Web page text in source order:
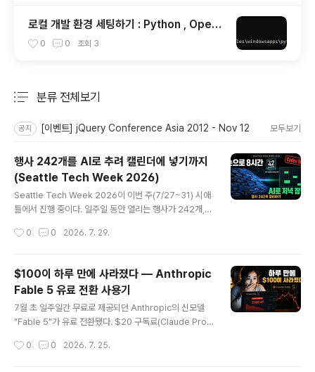
로컬 개발 환경 세팅하기 : Python , Open
AI Install
0 0 조회 3
분류 전체보기
공지 [이벤트] jQuery Conference Asia 2012 - Nov 12 모두보기
행사 242개를 AI로 추려 캘린더에 넣기까지
(Seattle Tech Week 2026)
Seattle Tech Week 2026이 이번 주(7/27~31) 시애
틀에서 진행 중이다. 일주일 동안 열리는 행사가 242개,
히려 고르기가 어려웠다. 갈 만한 게 없는 게 아니라, 관심
는 데 2분씩만 잡아도 8시간이 넘는다.이걸 AI에게 맡기는
과정에서, 같은 문제를 두 에이전트가 어떻게 다르게 접근
하는지 꽤 선명하게 볼 수 있었다. 결론부터 말하면 이번 건
은 명확히 Codex Win이었다.1. Claude Code가 막힌
지점처음 요청은 단순했다. "이 페이지에 있는 행사들을 정
다. 거기까지는 문제없었다. 그런데 각 ..
0 0 2026. 7. 29.
$100이 하루 만에 사라졌다 — Anthropic
Fable 5 유료 전환 사용기
7월 초 일주일간 무료로 제공되던 Anthropic의 신모델
"Fable 5"가 유료 전환됐다. $20 구독료(Claude Pro)
쓸 수 있는 구조다. 마침 $100짜리 무료 크레딧(9/19 만
0 0 2026. 7. 25.